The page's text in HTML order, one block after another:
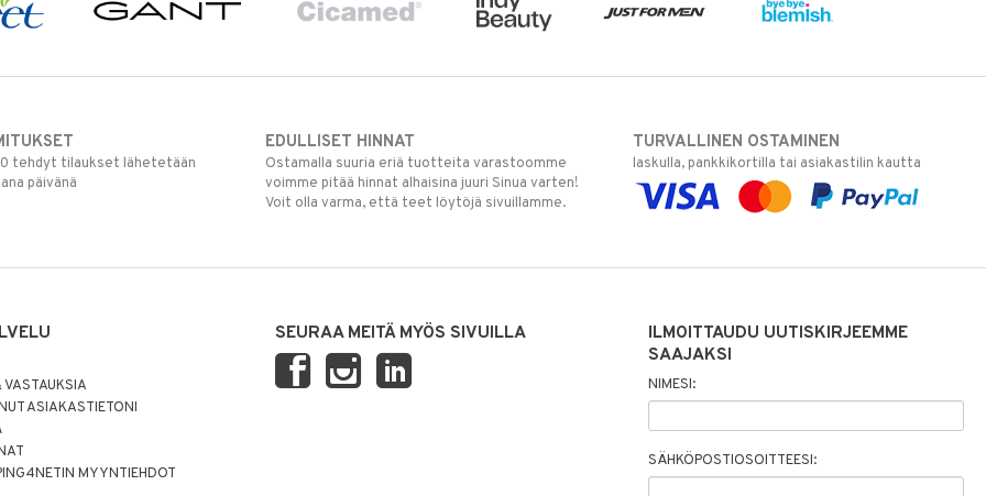
tehdyt tilaukset lähetetään
päivänä
EDULLISET HINNAT
Ostamalla suuria eriä tuotteita varastoomme
voimme pitää hinnat alhaisina juuri Sinua varten!
Voit olla varma, että teet löytöjä sivuillamme.
TURVALLINEN OSTAMINEN
laskulla, pankkikortilla tai asiakastilin kautta
ASIAKASTIETONI
MYYNTIEHDOT
SEURAA MEITÄ MYÖS SIVUILLA
ILMOITTAUDU UUTISKIRJEEMME
SAAJAKSI
NIMESI:
SÄHKÖPOSTIOSOITTEESI: